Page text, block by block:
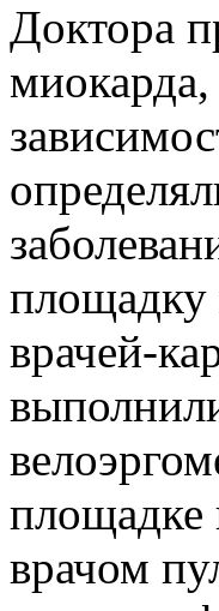
Доктора
площадку
врачей-
площадке
врачом